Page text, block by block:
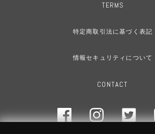
TERMS
特定商取引法に基づく表記
情報セキュリティについて
CONTACT